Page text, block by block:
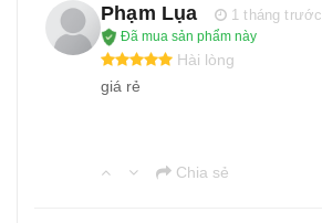
Phạm Lụa
1 tháng trước
Đã mua sản phẩm này
Hài lòng
giá rẻ
Chia sẻ